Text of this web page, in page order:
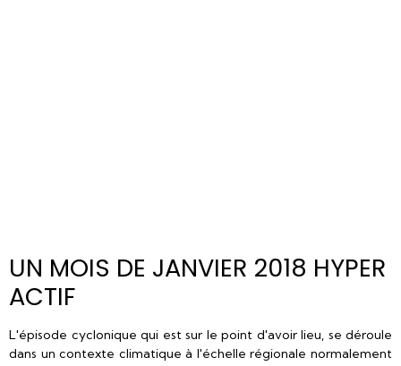
UN MOIS DE JANVIER 2018 HYPER
ACTIF
L'épisode cyclonique qui est sur le point d'avoir lieu, se déroule
dans un contexte climatique à l'échelle régionale normalement